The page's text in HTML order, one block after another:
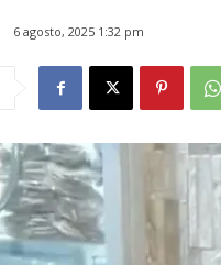
6 agosto, 2025 1:32 pm